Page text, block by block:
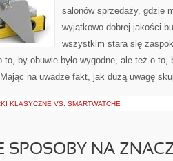
salonów sprzedaży, gdzie
wyjątkowo dobrej jakości
wszystkim stara się
by obuwie było wygodne, ale też o to,
na uwadze fakt, jak dużą uwagę
KLASYCZNE VS. SMARTWATCHE
SPOSOBY NA